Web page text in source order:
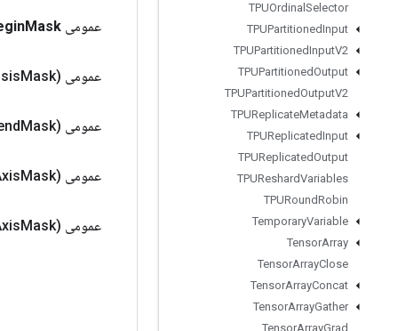
TPUOrdinal Selector
TPUPartitionedInput
TPUPartitionedInputV2
TPUPartitionedOutput
TPUPartitionedOutputV2
TPUReplicateMetadata
TPUReplicatedInput
TPUReplicatedOutput
TPUReshardVariables
TPURoundRobin
TemporaryVariable
TensorArray
TensorArrayClose
TensorArrayConcat
TensorArrayGather
TensorArrayGrad
عمومی Mask
عمومی Mask)
عمومی Mask)
عمومی Mask)
عمومی Mask)